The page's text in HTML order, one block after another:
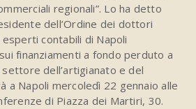
regionali”. Lo ha detto
dell’Ordine dei dottori
contabili di Napoli
finanziamenti a fondo perduto a
dell’artigianato e del
a Napoli mercoledì 22 gennaio alle
di Piazza dei Martiri, 30.